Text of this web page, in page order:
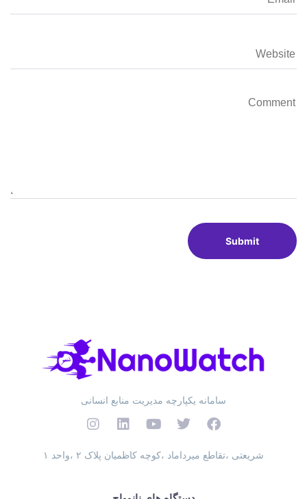
سامانه یکپارچه مدیریت منابع انسانی
شریعتی ،تقاطع میرداماد ،کوچه کاظمیان پلاک ۲ ،واحد ۱